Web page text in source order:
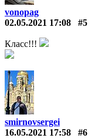
vonopag
02.05.2021 17:08
#5
Класс!!!
smirnovsergei
16.05.2021 17:58
#6